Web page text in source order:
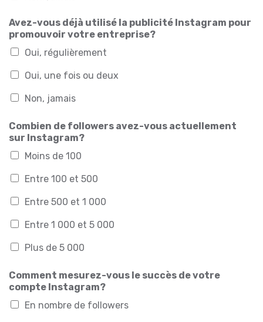
Avez-vous déjà utilisé la publicité Instagram pour
promouvoir votre entreprise?
Oui, régulièrement
Oui, une fois ou deux
Non, jamais
Combien de followers avez-vous actuellement
sur Instagram?
Moins de 100
Entre 100 et 500
Entre 500 et 1 000
Entre 1 000 et 5 000
Plus de 5 000
Comment mesurez-vous le succès de votre
compte Instagram?
En nombre de followers